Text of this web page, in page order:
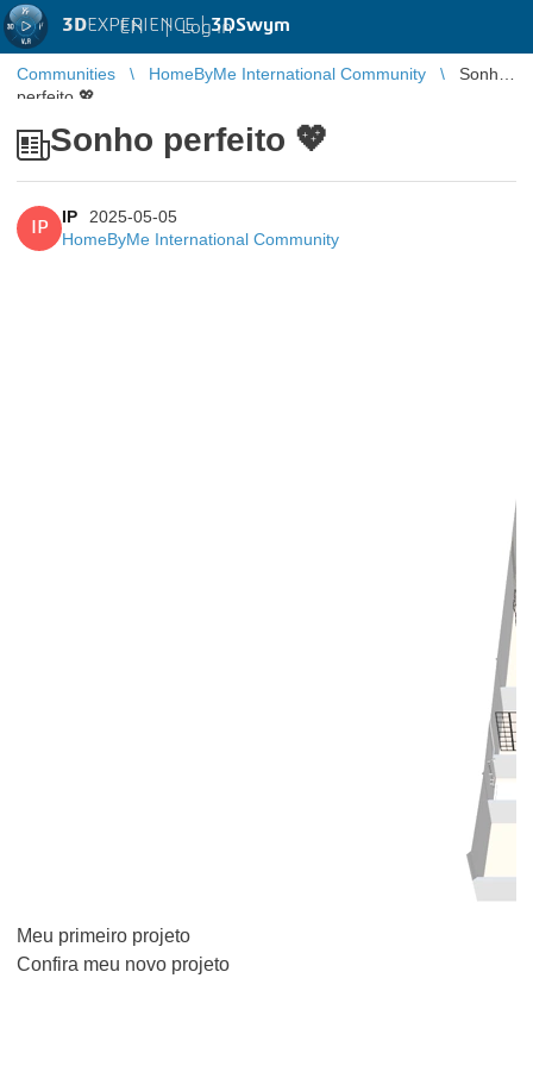
3DEXPERIENCE |3DSwym
EN | Log in
Communities HomeByMe International Community
Sonho
perfeito 💖
Sonho perfeito 💖
IP
IP
2025-05-05
HomeByMe International Community
Meu primeiro projeto
Confira meu novo projeto